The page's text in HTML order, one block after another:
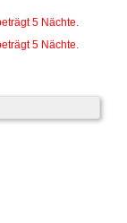
5 Nächte.
5 Nächte.